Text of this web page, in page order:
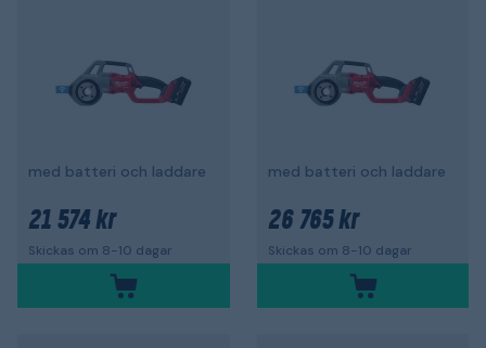
med batteri och laddare
21 574 kr
Skickas om 8-10 dagar
med batteri och laddare
26 765 kr
Skickas om 8-10 dagar